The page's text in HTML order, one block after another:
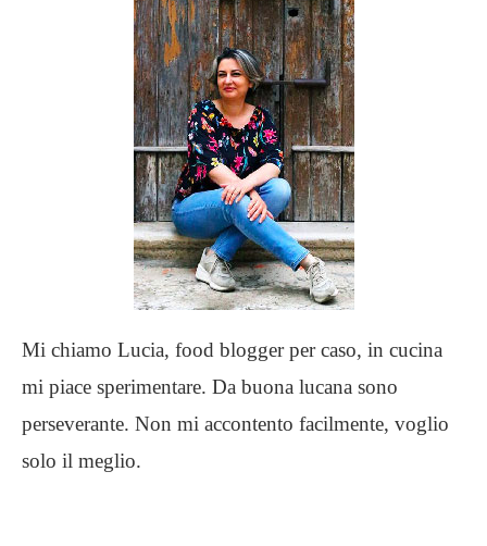
Mi chiamo Lucia, food blogger per caso, in cucina
mi piace sperimentare. Da buona lucana sono
perseverante. Non mi accontento facilmente, voglio
solo il meglio.